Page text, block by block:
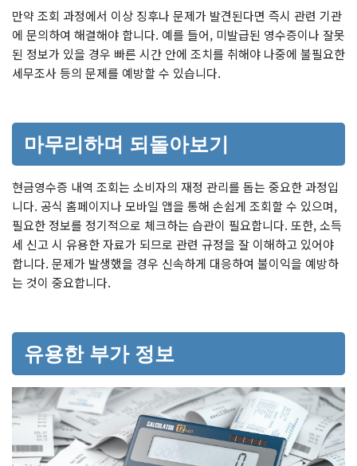
만약 조회 과정에서 이상 징후나 문제가 발견된다면 즉시 관련 기관
에 문의하여 해결해야 합니다. 예를 들어, 미발급된 영수증이나 잘못
된 정보가 있을 경우 빠른 시간 안에 조치를 취해야 나중에 불필요한
세무조사 등의 문제를 예방할 수 있습니다.
마무리하며 되돌아보기
현금영수증 내역 조회는 소비자의 재정 관리를 돕는 중요한 과정입
니다. 공식 홈페이지나 모바일 앱을 통해 손쉽게 조회할 수 있으며,
필요한 정보를 정기적으로 체크하는 습관이 필요합니다. 또한, 소득
세 신고 시 유용한 자료가 되므로 관련 규정을 잘 이해하고 있어야
합니다. 문제가 발생했을 경우 신속하게 대응하여 불이익을 예방하
는 것이 중요합니다.
유용한 부가 정보